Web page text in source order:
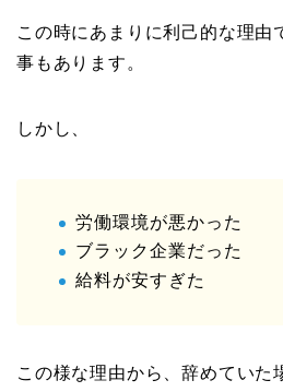
この時にあまりに利己的な理由
事もあります。
しかし、
労働環境が悪かった
ブラック企業だった
給料が安すぎた
この様な理由から、辞めていた